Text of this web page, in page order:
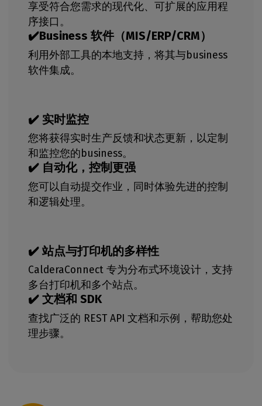
享受符合您需求的现代化、可扩展的应用程
序接口。
✔️Business 软件（MIS/ERP/CRM）
利用外部工具的本地支持，将其与business
软件集成。
✔️ 实时监控
您将获得实时生产反馈和状态更新，以定制
和监控您的business。
✔️ 自动化，控制更强
您可以自动提交作业，同时体验先进的控制
和逻辑处理。
✔️ 站点与打印机的多样性
CalderaConnect 专为分布式环境设计，支持
多台打印机和多个站点。
✔️ 文档和 SDK
查找广泛的 REST API 文档和示例，帮助您处
理步骤。